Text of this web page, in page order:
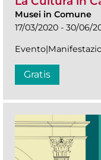
Musei in Comune
17/03/2020 - 30/06/
Gratis